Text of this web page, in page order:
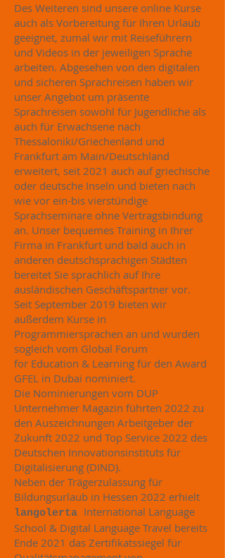
Des Weiteren sind unsere online Kurse
auch als Vorbereitung für Ihren Urlaub
geeignet, zumal wir mit Reiseführern
und Videos in der jeweiligen Sprache
arbeiten. Abgesehen von den digitalen
und sicheren Sprachreisen haben wir
unser Angebot um präsente
Sprachreisen sowohl für Jugendliche als
auch für Erwachsene nach
Thessaloniki/Griechenland und
Frankfurt am Main/Deutschland
erweitert, seit 2021 auch auf griechische
oder deutsche Inseln und bieten nach
wie vor ein-bis vierstündige
Sprachseminare ohne Vertragsbindung
an. Unser bequemes Training in Ihrer
Firma in Frankfurt und bald auch in
anderen deutschsprachigen Städten
bereitet Sie sprachlich auf Ihre
ausländischen Geschäftspartner vor.
Seit September 2019 bieten wir
außerdem Kurse in
Programmiersprachen an und wurden
sogleich vom Global Forum
for Education & Learning für den Award
GFEL in Dubai nominiert.
Die Nominierungen vom DUP
Unternehmer Magazin führten 2022 zu
den Auszeichnungen Arbeitgeber der
Zukunft 2022 und Top Service 2022 des
Deutschen Innovationsinstituts für
Digitalisierung (DIND).
Neben der Trägerzulassung für
Bildungsurlaub in Hessen 2022 erhielt
langolerta International Language
School & Digital Language Travel bereits
Ende 2021 das Zertifikatssiegel für